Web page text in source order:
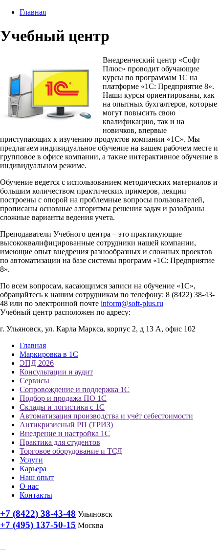
Главная
Учебный центр
Внедренческий центр «Софт
Плюс» проводит обучающие
курсы по программам 1С на
платформе «1С: Предприятие 8».
Наши курсы ориентированы, как
на опытных бухгалтеров, которые
могут повысить свою
квалификацию, так и на
новичков, впервые
приступающих к изучению продуктов компании «1С». Мы
предлагаем индивидуальное обучение на вашем рабочем месте и
групповое в офисе компании, а также интерактивное обучение в
индивидуальном режиме.
Обучение ведется с использованием методических материалов и
большим количеством практических примеров, лекции
построены с опорой на проблемные вопросы пользователей,
прописаны основные алгоритмы решения задач и разобраны
сложные варианты ведения учета.
Преподаватели Учебного центра – это практикующие
высококвалифицированные сотрудники нашей компании,
имеющие опыт внедрения разнообразных и сложных проектов
по автоматизации на базе системы программ «1С: Предприятие
8».
По всем вопросам, касающимся записи на обучение «1С»,
обращайтесь к нашим сотрудникам по телефону: 8 (8422) 38-43-
48 или по электронной почте inform@soft-plus.ru
Учебный центр расположен по адресу:
г. Ульяновск, ул. Карла Маркса, корпус 2, д 13 А, офис 102
Главная
Маркировка в 1С
ЭПД 2026
Консультации и аудит
Сервисы
Сопровождение и поддержка 1С
Подбор и продажа ПО 1С
Склады и логистика с 1С
Автоматизация производства и учёт себестоимости
Антикризисный РП (ТРИЗ)
Внедрение и настройка 1С
Практика для студентов
Торговое оборудование и ТСД
Услуги
Карьера
Наш опыт
О нас
Контакты
+7 (8422) 38-43-48 Ульяновск
+7 (495) 137-50-15 Москва